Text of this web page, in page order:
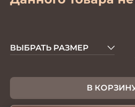
ВЫБРАТЬ РАЗМЕР
В